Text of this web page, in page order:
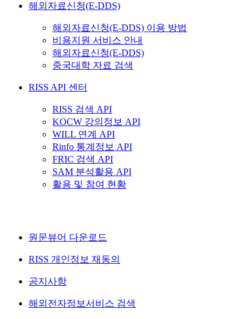
해외자료신청(E-DDS)
해외자료신청(E-DDS) 이용 방법
비용지원 서비스 안내
해외자료신청(E-DDS)
중국대학 자료 검색
RISS API 센터
RISS 검색 API
KOCW 강의정보 API
WILL 연계 API
Rinfo 통계정보 API
FRIC 검색 API
SAM 분석활용 API
활용 및 참여 현황
원문뷰어 다운로드
RISS 개인정보 재동의
공지사항
해외전자정보서비스 검색